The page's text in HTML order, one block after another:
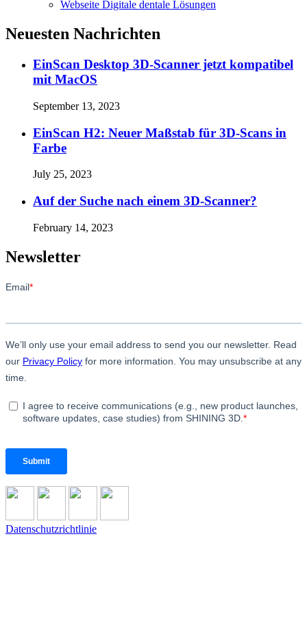
Webseite Digitale dentale Lösungen
Neuesten Nachrichten
EinScan Desktop 3D-Scanner jetzt kompatibel
mit MacOS
September 13, 2023
EinScan H2: Neuer Maßstab für 3D-Scans in
Farbe
July 25, 2023
Auf der Suche nach einem 3D-Scanner?
February 14, 2023
Newsletter
Datenschutzrichtlinie